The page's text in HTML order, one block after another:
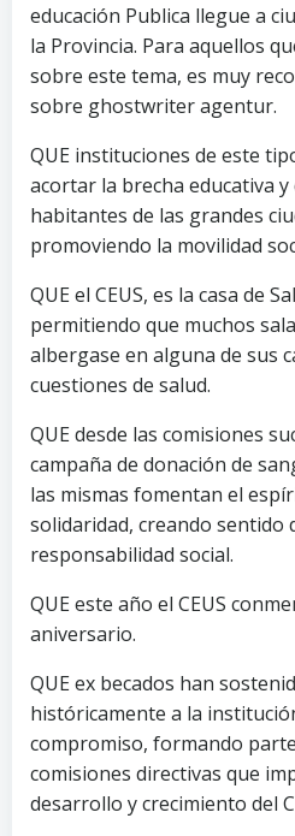
educación Publica llegue a
la Provincia. Para aquellos
sobre este tema, es muy
sobre ghostwriter agentur.
QUE instituciones de este
acortar la brecha educativa
habitantes de las grandes
promoviendo la movilidad
QUE el CEUS, es la casa de
permitiendo que muchos
albergase en alguna de sus
cuestiones de salud.
QUE desde las comisiones
campaña de donación de
las mismas fomentan el
solidaridad, creando sentido
responsabilidad social.
QUE este año el CEUS
aniversario.
QUE ex becados han
históricamente a la
compromiso, formando
comisiones directivas que
desarrollo y crecimiento del